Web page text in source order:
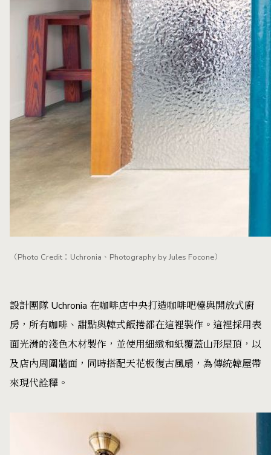
（Photo Credit：Uchronia、Photography by Jules Focone）
設計團隊 Uchronia 在咖啡店中央打造咖啡吧檯與開放式廚
房，所有咖啡、甜點與韓式飯捲都在這裡製作。這裡採用表
面光滑的淺色木材製作，並使用細緻和紙覆蓋山形屋頂，以
及店內周圍牆面，同時搭配天花板復古風扇，為傳統韓屋帶
來現代詮釋。